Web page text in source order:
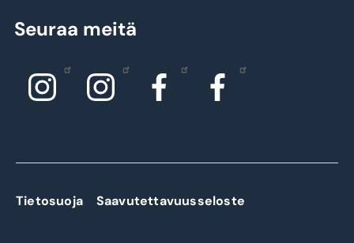
Seuraa meitä
Tietosuoja Saavutettavuusseloste